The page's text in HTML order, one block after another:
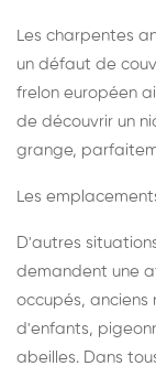
Les charpentes
un défaut de
frelon européen
de découvrir un
grange,
Les
D'autres
demandent une
occupés,
d'enfants,
abeilles. Dans